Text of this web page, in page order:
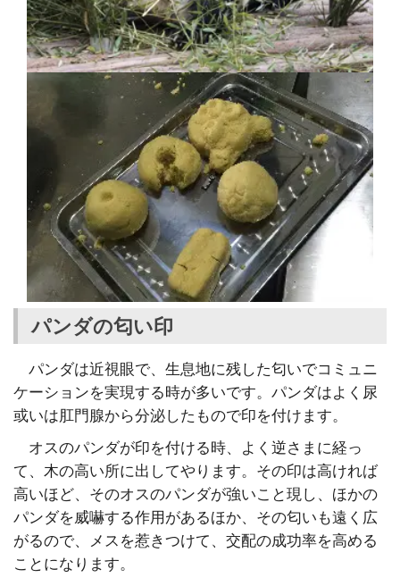
パンダの匂い印
パンダは近視眼で、生息地に残した匂いでコミュニ
ケーションを実現する時が多いです。パンダはよく尿
或いは肛門腺から分泌したもので印を付けます。
オスのパンダが印を付ける時、よく逆さまに経っ
て、木の高い所に出してやります。その印は高ければ
高いほど、そのオスのパンダが強いこと現し、ほかの
パンダを威嚇する作用があるほか、その匂いも遠く広
がるので、メスを惹きつけて、交配の成功率を高める
ことになります。